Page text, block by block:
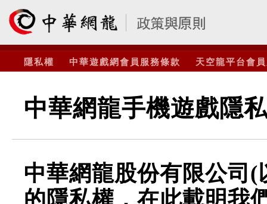
隱私權 中華遊戲網會員服務條款 天空龍平台會
中華網龍手機遊戲隱
中華網龍股份有限公司
的隱私權，在此載明我